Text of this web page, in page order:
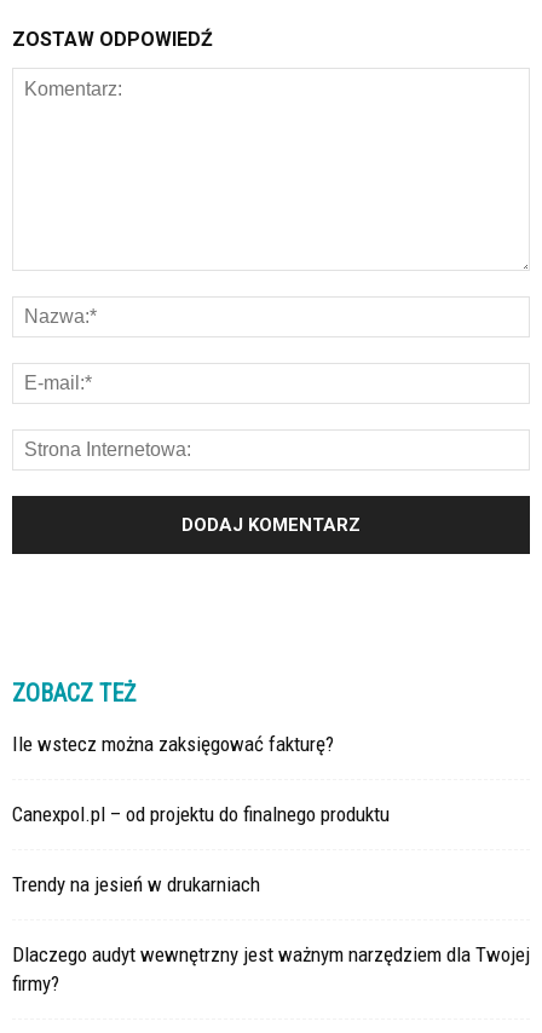
ZOSTAW ODPOWIEDŹ
ZOBACZ TEŻ
Ile wstecz można zaksięgować fakturę?
Canexpol.pl – od projektu do finalnego produktu
Trendy na jesień w drukarniach
Dlaczego audyt wewnętrzny jest ważnym narzędziem dla Twojej
firmy?